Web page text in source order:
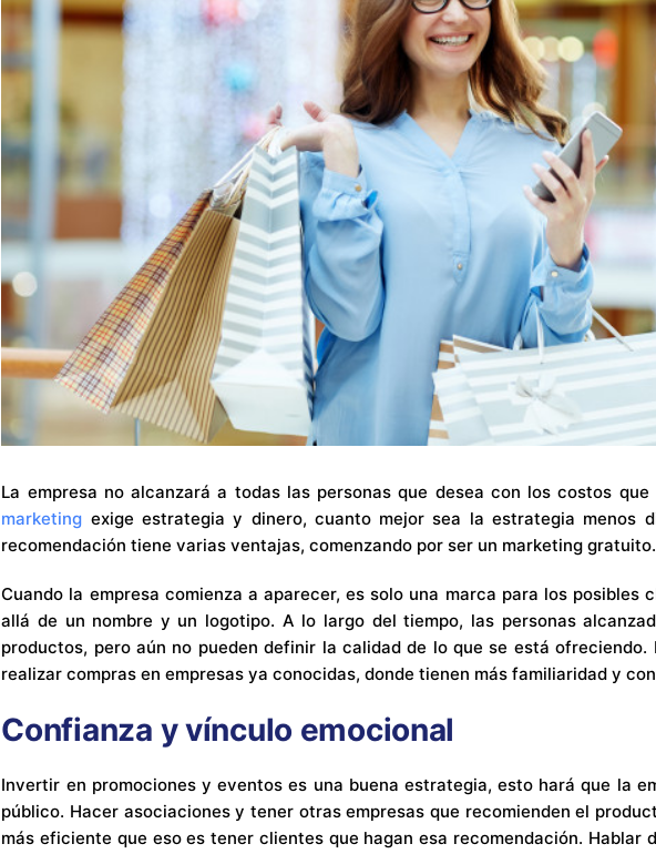
La empresa no alcanzará a todas las personas que desea con los costos
marketing exige estrategia y dinero, cuanto mejor sea la estrategia menos
recomendación tiene varias ventajas, comenzando por ser un marketing gratuito.
Cuando la empresa comienza a aparecer, es solo una marca para los posibles
allá de un nombre y un logotipo. A lo largo del tiempo, las personas
productos, pero aún no pueden definir la calidad de lo que se está ofreciendo.
realizar compras en empresas ya conocidas, donde tienen más familiaridad y
Confianza y vínculo emocional
Invertir en promociones y eventos es una buena estrategia, esto hará que la
público. Hacer asociaciones y tener otras empresas que recomienden el
más eficiente que eso es tener clientes que hagan esa recomendación. Hablar